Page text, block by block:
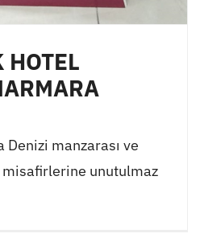
HOTEL
manzarası ve
unutulmaz